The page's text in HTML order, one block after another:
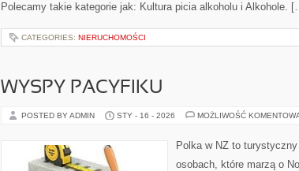
Polecamy takie kategorie jak: Kultura picia alkoholu i Alkohole.
CATEGORIES: NIERUCHOMOŚCI
WYSPY PACYFIKU
POSTED BY ADMIN STY - 16 - 2026 MOŻLIWOŚĆ
Polka w NZ to
osobach, które marzą o